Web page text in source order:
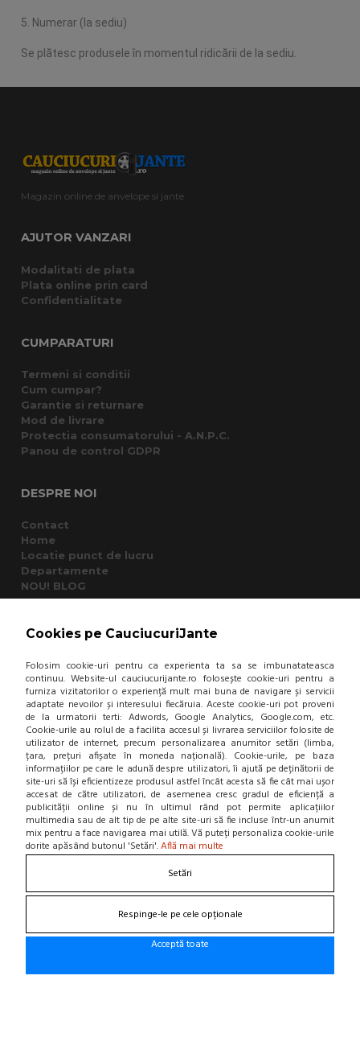
Cookies pe CauciucuriJante
Folosim cookie-uri pentru ca experienta ta sa se imbunatateasca
continuu. Website-ul cauciucurijante.ro folosește cookie-uri pentru a
furniza vizitatorilor o experiență mult mai buna de navigare și servicii
adaptate nevoilor și interesului fiecăruia. Aceste cookie-uri pot proveni
de la urmatorii terti: Adwords, Google Analytics, Google.com, etc.
Cookie-urile au rolul de a facilita accesul și livrarea serviciilor folosite de
utilizator de internet, precum personalizarea anumitor setări (limba,
țara, prețuri afișate în moneda națională). Cookie-urile, pe baza
informațiilor pe care le adună despre utilizatori, îi ajută pe deținătorii de
site-uri să își eficientizeze produsul astfel încât acesta să fie cât mai ușor
accesat de către utilizatori, de asemenea cresc gradul de eficiență a
publicității online și nu în ultimul rând pot permite aplicațiilor
multimedia sau de alt tip de pe alte site-uri să fie incluse într-un anumit
mix pentru a face navigarea mai utilă. Vă puteți personaliza cookie-urile
dorite apăsând butonul 'Setări'.Află mai multe
Setări
Respinge-le pe cele opționale
Acceptă toate
5. Numerar (la sediu)
Se plătesc produsele în momentul ridicării de la sediu.
Magazin online de anvelope si jante
AJUTOR VANZARI
Modalitati de plata
Plata online prin card
Confidentialitate
CUMPARATURI
Termeni si conditii
Cum cumpar?
Garantie si returnare
Mod de livrare
Protectia consumatorului - A.N.P.C.
Panou de control GDPR
DESPRE NOI
Contact
Home
Locatie punct de lucru
Departamente
NOU! BLOG
Contacteaza-ne
Craiova, Str. Calea Bucuresti, Bl A4, parter
(zona semafoare Institut)
office@cauciucurijante.ro
Fii la curent cu noutatile!